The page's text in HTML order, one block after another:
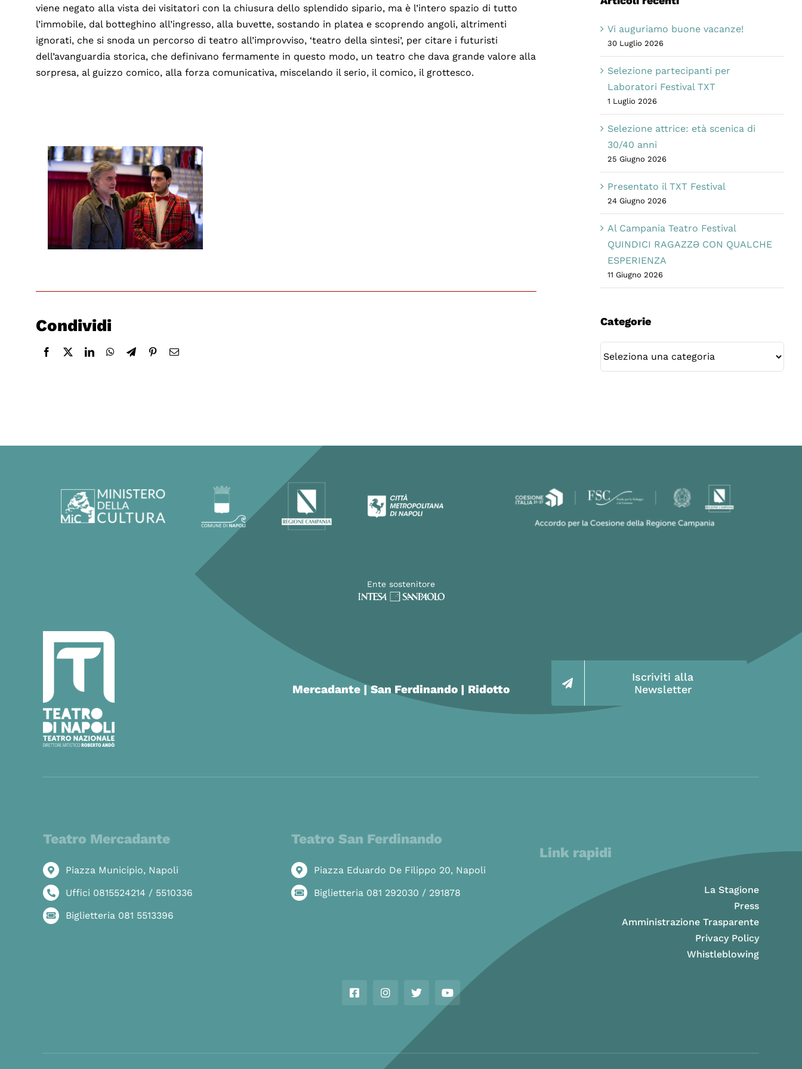
viene negato alla vista dei visitatori con la chiusura dello splendido sipario, ma è l’intero spazio di tutto
l’immobile, dal botteghino all’ingresso, alla buvette, sostando in platea e scoprendo angoli, altrimenti
ignorati, che si snoda un percorso di teatro all’improvviso, ‘teatro della sintesi’, per citare i futuristi
dell’avanguardia storica, che definivano fermamente in questo modo, un teatro che dava grande valore alla
sorpresa, al guizzo comico, alla forza comunicativa, miscelando il serio, il comico, il grottesco.
Condividi
Vi auguriamo buone vacanze!
30 Luglio 2026
Selezione partecipanti per
Laboratori Festival TXT
1 Luglio 2026
Selezione attrice: età scenica di
30/40 anni
25 Giugno 2026
Presentato il TXT Festival
24 Giugno 2026
Al Campania Teatro Festival
QUINDICI RAGAZZƏ CON QUALCHE
ESPERIENZA
11 Giugno 2026
Categorie
Ente sostenitore
Mercadante | San Ferdinando | Ridotto
Iscriviti alla
Newsletter
Teatro Mercadante
Piazza Municipio, Napoli
Uffici 0815524214 / 5510336
Biglietteria 081 5513396
Teatro San Ferdinando
Piazza Eduardo De Filippo 20, Napoli
Biglietteria 081 292030 / 291878
Link rapidi
La Stagione
Press
Amministrazione Trasparente
Privacy Policy
Whistleblowing